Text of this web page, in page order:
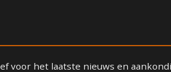
voor het laatste nieuws en